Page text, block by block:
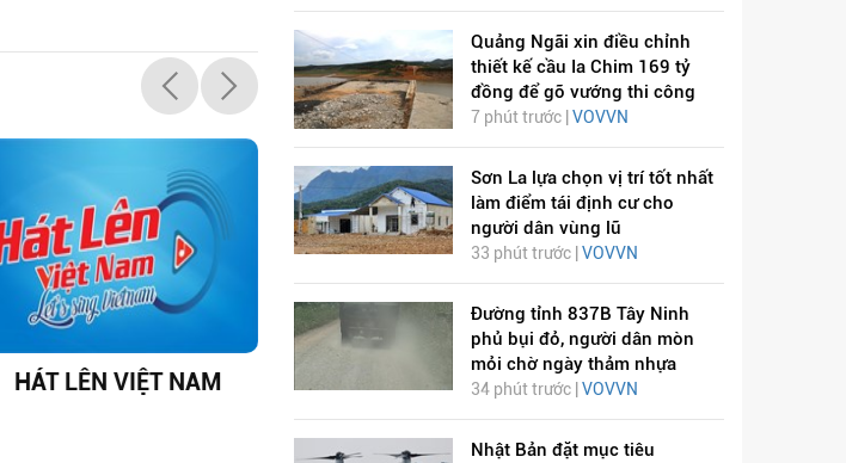
HÁT LÊN VIỆT NAM ÂM NHẠC
Quảng Ngãi xin điều chỉnh
thiết kế cầu Ia Chim 169 tỷ
đồng để gỡ vướng thi công
7 phút trước | VOVVN
Sơn La lựa chọn vị trí tốt nhất
làm điểm tái định cư cho
người dân vùng lũ
33 phút trước | VOVVN
Đường tỉnh 837B Tây Ninh
phủ bụi đỏ, người dân mòn
mỏi chờ ngày thảm nhựa
34 phút trước | VOVVN
Nhật Bản đặt mục tiêu